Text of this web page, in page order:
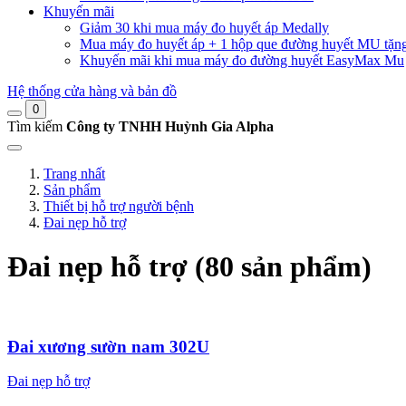
Khuyến mãi
Giảm 30 khi mua máy đo huyết áp Medally
Mua máy đo huyết áp + 1 hộp que đường huyết MU
Khuyến mãi khi mua máy đo đường huyết EasyMax Mu
Hệ thống cửa hàng và bản đồ
0
Tìm kiếm Công ty TNHH Huỳnh Gia Alpha
Trang nhất
Sản phẩm
Thiết bị hỗ trợ người bệnh
Đai nẹp hỗ trợ
Đai nẹp hỗ trợ (80 sản phẩm)
Đai xương sườn nam 302U
Đai nẹp hỗ trợ